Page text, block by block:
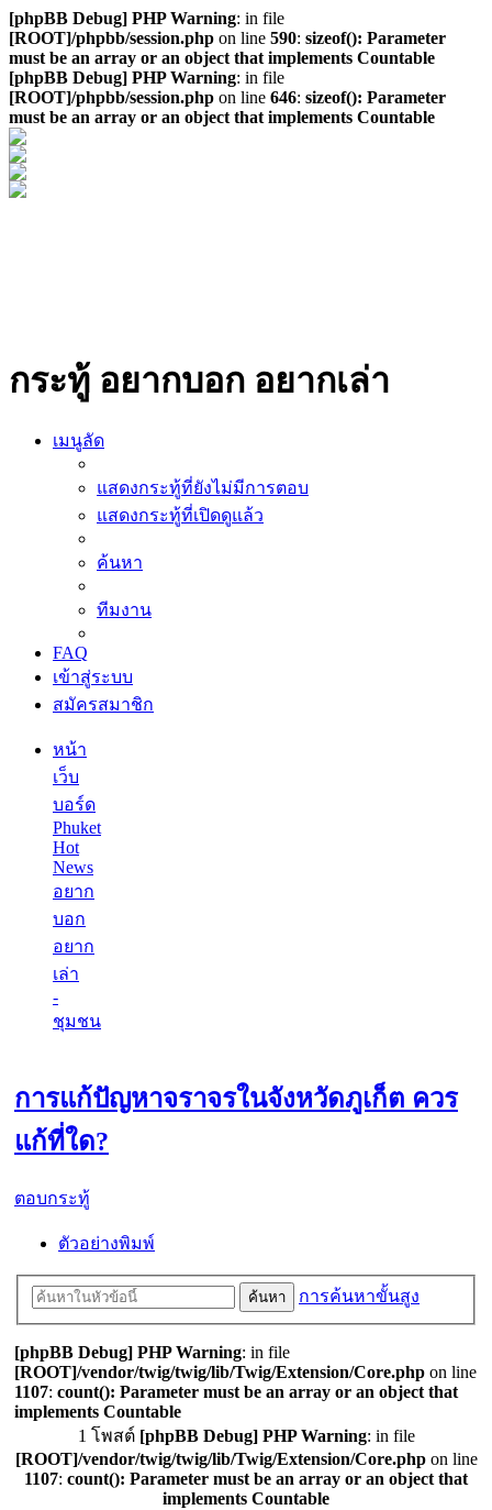
[phpBB Debug] PHP Warning: in file
[ROOT]/phpbb/session.php on line 590: sizeof(): Parameter
must be an array or an object that implements Countable
[phpBB Debug] PHP Warning: in file
[ROOT]/phpbb/session.php on line 646: sizeof(): Parameter
must be an array or an object that implements Countable
กระทู้ อยากบอก อยากเล่า
เมนูลัด
แสดงกระทู้ที่ยังไม่มีการตอบ
แสดงกระทู้ที่เปิดดูแล้ว
ค้นหา
ทีมงาน
FAQ
เข้าสู่ระบบ
สมัครสมาชิก
หน้า
เว็บ
บอร์ด
Phuket
Hot
News
อยาก
บอก
อยาก
เล่า
-
ชุมชน
การแก้ปัญหาจราจรในจังหวัดภูเก็ต ควร
แก้ที่ใด?
ตอบกระทู้
ตัวอย่างพิมพ์
ค้นหา การค้นหาขั้นสูง
[phpBB Debug] PHP Warning: in file
[ROOT]/vendor/twig/twig/lib/Twig/Extension/Core.php on line
1107: count(): Parameter must be an array or an object that
implements Countable
1 โพสต์ [phpBB Debug] PHP Warning: in file
[ROOT]/vendor/twig/twig/lib/Twig/Extension/Core.phpon line
1107: count(): Parameter must be an array or an object that
implements Countable